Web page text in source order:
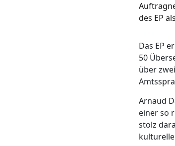
des EP
Das EP
50
über
Arnaud
einer so
stolz